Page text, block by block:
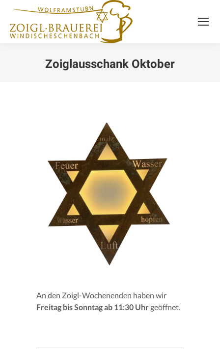
Zoiglausschank Oktober
An den Zoigl-Wochenenden haben wir
Freitag bis Sonntag ab 11:30 Uhr geöffnet.